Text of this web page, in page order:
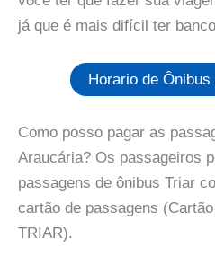
já que é mais difícil ter
Horario de
Como posso pagar as
Araucária? Os passageiros
passagens de ônibus Triar
cartão de passagens
TRIAR).